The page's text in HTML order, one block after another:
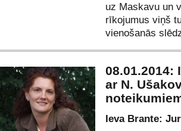
uz Maskavu un
rīkojumus viņš
vienošanās
08.01.2014:
ar N.
Ieva Brante: